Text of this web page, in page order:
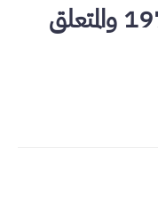
الموافق 19 فبراير سنة 1970 والمتعلق